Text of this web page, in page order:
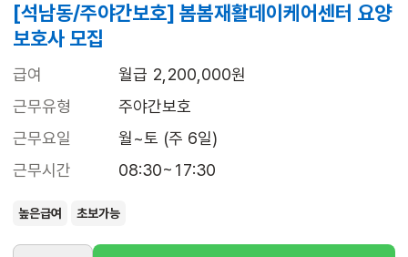
[석남동/주야간보호] 봄봄재활데이케어센터 요양
보호사 모집
급여
월급 2,200,000원
근무유형
주야간보호
근무요일
월~토 (주 6일)
근무시간
08:30~17:30
높은급여 초보가능